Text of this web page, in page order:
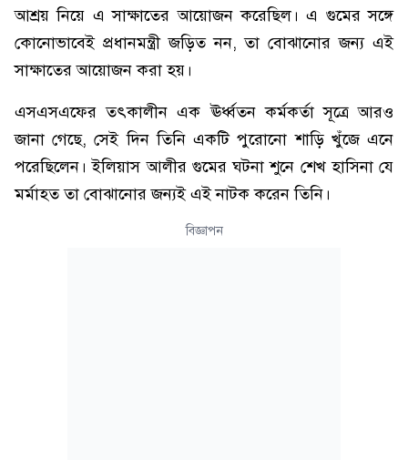
আশ্রয় নিয়ে এ সাক্ষাতের আয়োজন করেছিল। এ গুমের সঙ্গে
কোনোভাবেই প্রধানমন্ত্রী জড়িত নন, তা বোঝানোর জন্য এই
সাক্ষাতের আয়োজন করা হয়।
এসএসএফের তৎকালীন এক ঊর্ধ্বতন কর্মকর্তা সূত্রে আরও
জানা গেছে, সেই দিন তিনি একটি পুরোনো শাড়ি খুঁজে এনে
পরেছিলেন। ইলিয়াস আলীর গুমের ঘটনা শুনে শেখ হাসিনা যে
মর্মাহত তা বোঝানোর জন্যই এই নাটক করেন তিনি।
বিজ্ঞাপন